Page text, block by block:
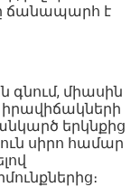
ճանապարհ է
միասին
իրավիճակների
երկնքից
սիրո համար